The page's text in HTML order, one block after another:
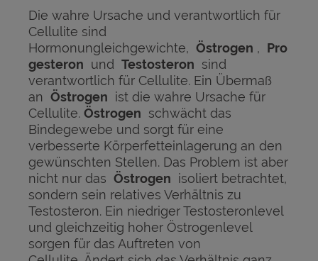
Die wahre Ursache und verantwortlich für
Cellulite sind
Hormonungleichgewichte, Östrogen , Pro
gesteron und Testosteron sind
verantwortlich für Cellulite. Ein Übermaß
an Östrogen ist die wahre Ursache für
Cellulite. Östrogen schwächt das
Bindegewebe und sorgt für eine
verbesserte Körperfetteinlagerung an den
gewünschten Stellen. Das Problem ist aber
nicht nur das Östrogen isoliert betrachtet,
sondern sein relatives Verhältnis zu
Testosteron. Ein niedriger Testosteronlevel
und gleichzeitig hoher Östrogenlevel
sorgen für das Auftreten von